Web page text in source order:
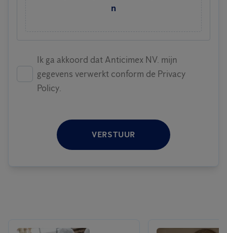
n
Ik ga akkoord dat Anticimex NV. mijn
gegevens verwerkt conform de Privacy
Policy.
VERSTUUR